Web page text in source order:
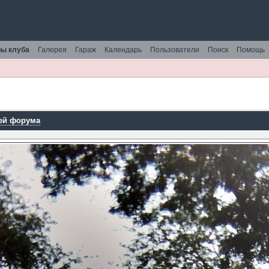
Помощь
Поиск
Пользователи
Календарь
Гараж
Галерея
клуба
форума